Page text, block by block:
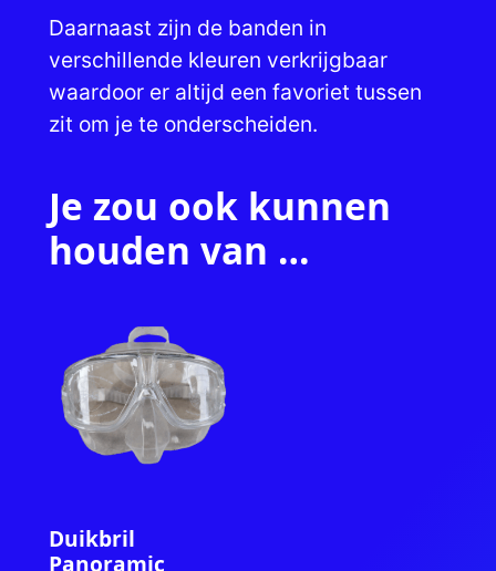
Daarnaast zijn de banden in
verschillende kleuren verkrijgbaar
waardoor er altijd een favoriet tussen
zit om je te onderscheiden.
Je zou ook kunnen
houden van …
Duikbril
Panoramic